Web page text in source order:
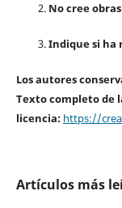
No cree
Indique si ha
Los autores
Texto completo de
licencia: https://
Artículos más